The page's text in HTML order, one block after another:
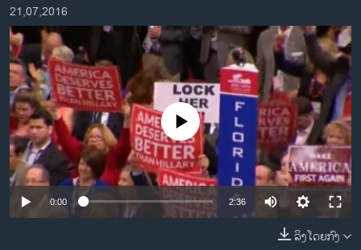
ໄປ
ຫາ
ຊອກ
ຄົ້ນ
ການເລືອກຕັ້ງ ປະທານາທີບໍດີ ສະຫະລັດ 2024
ຂ່າວ​ຈີນ
ໂລກ
ເອເຊຍ
ອິດສະຫຼະພາບດ້ານການຂ່າວ
ຊີວິດຊາວລາວ
ຊຸມຊົນຊາວລາວ
ວິທະຍາສາດ-ເທັກໂນໂລຈີ
21,07,2016
No media source currently available
0:00 2:36
ລິງໂດຍກົງ